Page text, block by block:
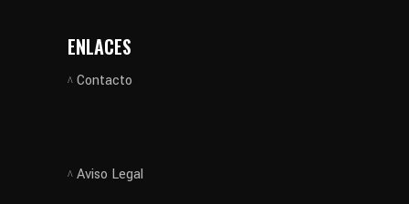
ENLACES
Contacto
Aviso Legal